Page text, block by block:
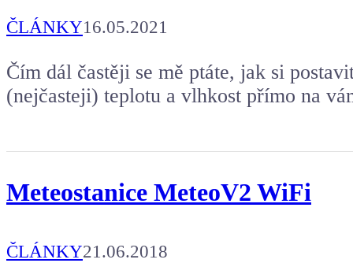
ČLÁNKY16.05.2021
Čím dál častěji se mě ptáte, jak si
(nejčasteji) teplotu a vlhkost přímo na
Meteostanice MeteoV2 WiFi
ČLÁNKY21.06.2018